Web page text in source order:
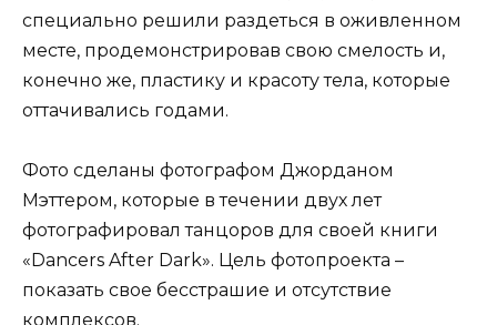
специально решили раздеться в оживленном
месте, продемонстрировав свою смелость и,
конечно же, пластику и красоту тела, которые
оттачивались годами.
Фото сделаны фотографом Джорданом
Мэттером, которые в течении двух лет
фотографировал танцоров для своей книги
«Dancers After Dark». Цель фотопроекта –
показать свое бесстрашие и отсутствие
комплексов.